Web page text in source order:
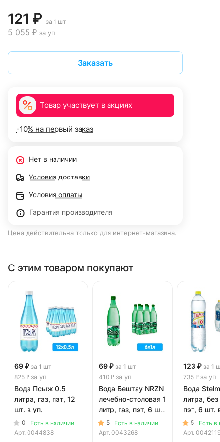
121 ₽ за 1 шт
5 055 ₽ за уп
Заказать
Товар участвует в акциях
-10% на первый заказ
Нет в наличии
Условия доставки
Условия оплаты
Гарантия производителя
Цена действительна только для интернет-магазина.
С этим товаром покупают
69 ₽ за 1 шт
825 ₽ за уп
Вода Псыж 0.5
литра, газ, пэт, 12
шт. в уп.
0
Есть в наличии
Арт. 0044838
69 ₽ за 1 шт
410 ₽ за уп
Вода Бештау NRZN
лечебно-столовая 1
литр, газ, пэт, 6 шт.
в уп.
5
Есть в наличии
Арт. 0043268
123 ₽ за 1
735 ₽ за уп
Вода
литра, без
пэт, 6 шт.
5
Есть в
Арт. 0042119